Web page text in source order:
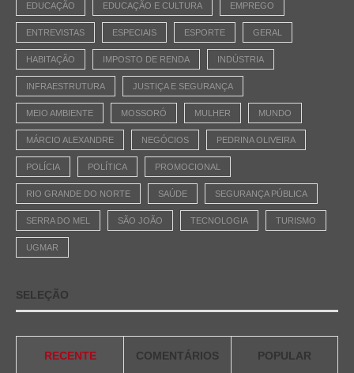
EDUCAÇÃO EDUCAÇÃO E CULTURA EMPREGO
ENTREVISTAS ESPECIAIS ESPORTE GERAL
HABITAÇÃO IMPOSTO DE RENDA INDÚSTRIA
INFRAESTRUTURA JUSTIÇA E SEGURANÇA
MEIO AMBIENTE MOSSORÓ MULHER MUNDO
MÁRCIO ALEXANDRE NEGÓCIOS PEDRINA OLIVEIRA
POLÍCIA POLÍTICA PROMOCIONAL
RIO GRANDE DO NORTE SAÚDE SEGURANÇA PÚBLICA
SERRA DO MEL SÃO JOÃO TECNOLOGIA TURISMO
UGMAR
SELEÇÃO
RECENTE COMENTÁRIOS POPULAR